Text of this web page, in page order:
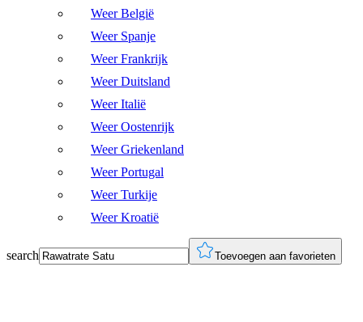
Weer België
Weer Spanje
Weer Frankrijk
Weer Duitsland
Weer Italië
Weer Oostenrijk
Weer Griekenland
Weer Portugal
Weer Turkije
Weer Kroatië
search Toevoegen aan favorieten